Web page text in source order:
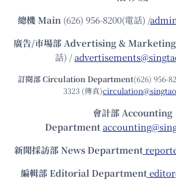
總機Main (626) 956-8200(電話) /
廣告/市場部Advertising & Marketing
話) /
訂閱部 Circulation Department(626) 956-
3323 (傳真)
會計部 Accounting
Department
新聞採訪部 News Department
編輯部 Editorial Department